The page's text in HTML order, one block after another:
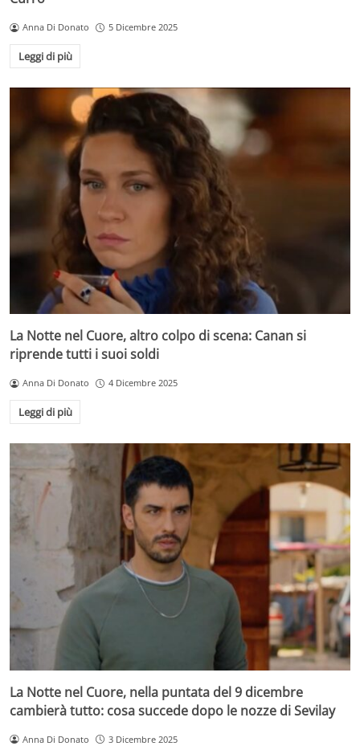
Anna Di Donato 5 Dicembre 2025
Leggi di più
La Notte nel Cuore, altro colpo di scena: Canan si
riprende tutti i suoi soldi
Anna Di Donato 4 Dicembre 2025
Leggi di più
La Notte nel Cuore, nella puntata del 9 dicembre
cambierà tutto: cosa succede dopo le nozze di Sevilay
Anna Di Donato 3 Dicembre 2025